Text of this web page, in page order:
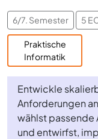
6/7. Semester 5
Praktische
Informatik
Entwickle
Anforderungen
wählst passende
und entwirfst,